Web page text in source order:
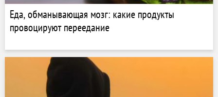
Еда, обманывающая мозг: какие продукты
провоцируют переедание